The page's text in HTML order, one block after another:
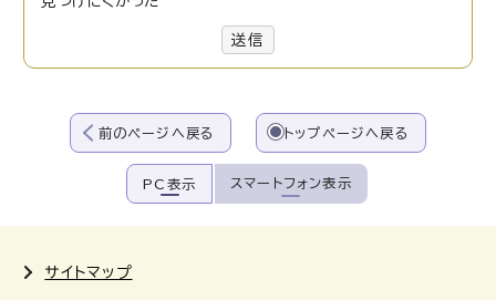
送信
前のページへ戻る トップページへ戻る
PC表示 スマートフォン表示
サイトマップ